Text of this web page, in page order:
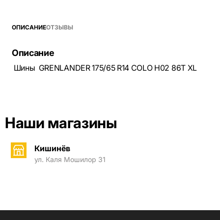
ОПИСАНИЕОТЗЫВЫ
Описание
Шины GRENLANDER 175/65 R14 COLO H02 86T XL
Наши магазины
Кишинёв
ул. Каля Мошилор 31